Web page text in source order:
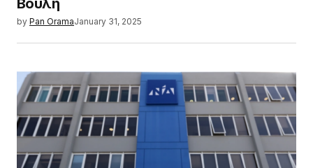
Βουλή
by Pan OramaJanuary 31, 2025